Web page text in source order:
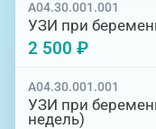
A04.30.001.001
УЗИ при
2 500 ₽
A04.30.001.001
УЗИ при
недель)